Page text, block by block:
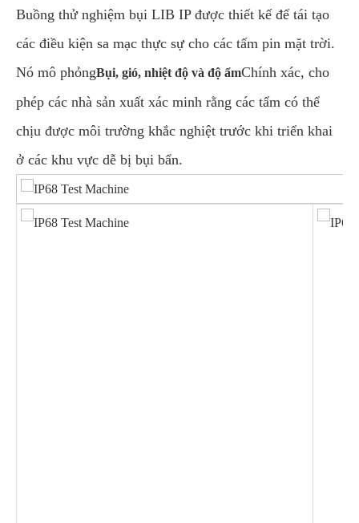
Buồng thử nghiệm bụi LIB IP được thiết kế để tái tạo
các điều kiện sa mạc thực sự cho các tấm pin mặt trời.
Nó mô phỏngBụi, gió, nhiệt độ và độ ẩmChính xác, cho
phép các nhà sản xuất xác minh rằng các tấm có thể
chịu được môi trường khắc nghiệt trước khi triển khai
ở các khu vực dễ bị bụi bẩn.